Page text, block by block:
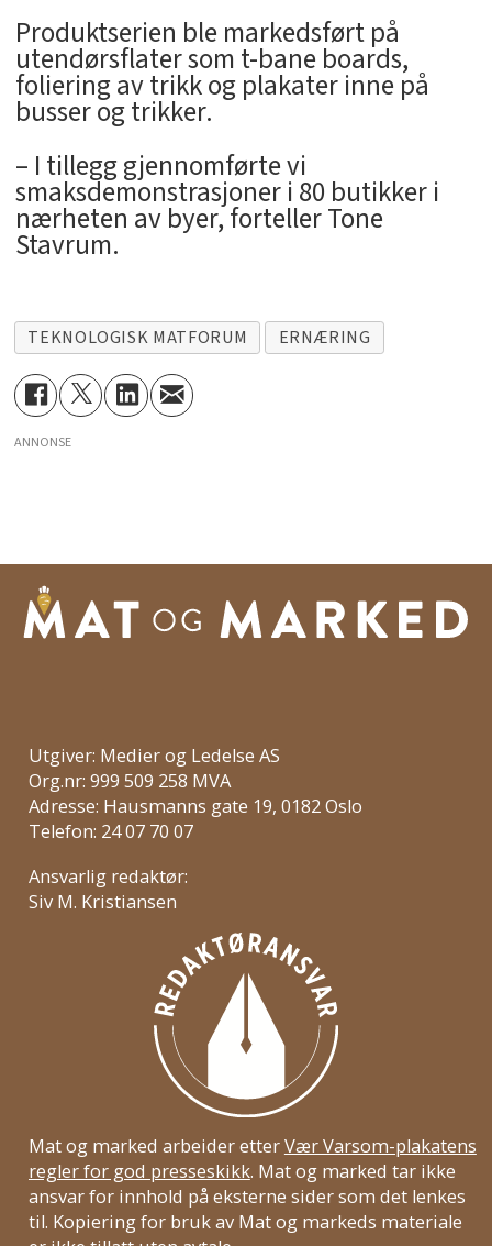
Produktserien ble markedsført på
utendørsflater som t-bane boards,
foliering av trikk og plakater inne på
busser og trikker.
– I tillegg gjennomførte vi
smaksdemonstrasjoner i 80 butikker i
nærheten av byer, forteller Tone
Stavrum.
TEKNOLOGISK MATFORUM ERNÆRING
ANNONSE
Utgiver: Medier og Ledelse AS
Org.nr: 999 509 258 MVA
Adresse: Hausmanns gate 19, 0182 Oslo
Telefon: 24 07 70 07
Ansvarlig redaktør:
Siv M. Kristiansen
Mat og marked arbeider etterVær Varsom-plakatens
regler for god presseskikk. Mat og marked tar ikke
ansvar for innhold på eksterne sider som det lenkes
til. Kopiering for bruk av Mat og markeds materiale